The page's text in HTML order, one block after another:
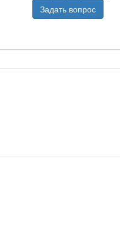
Задать вопрос